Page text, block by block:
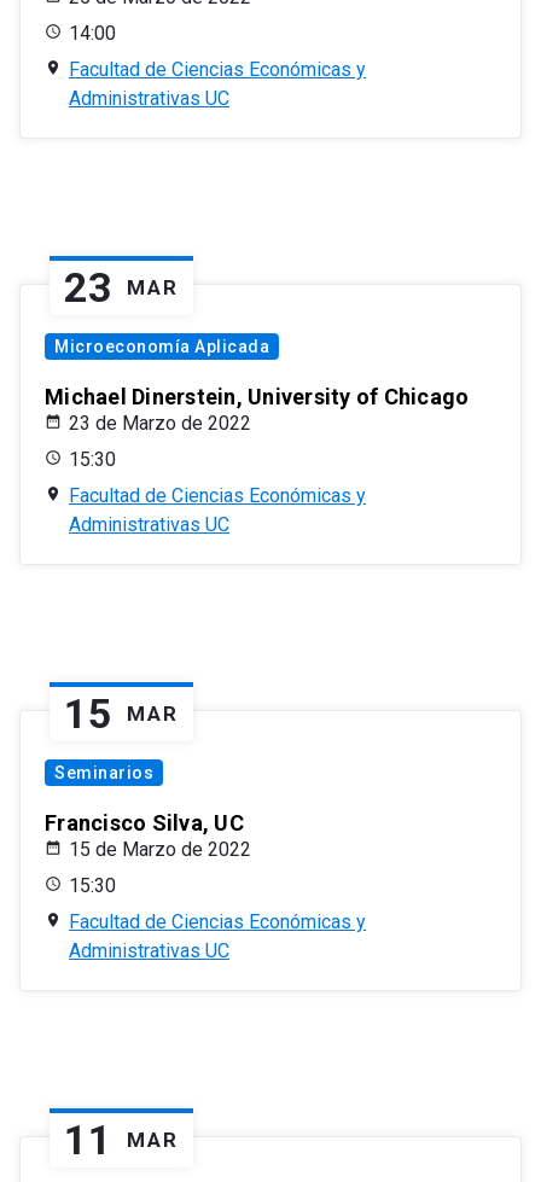
14:00
Facultad de Ciencias Económicas y
Administrativas UC
23 MAR
Microeconomía Aplicada
Michael Dinerstein, University of Chicago
23 de Marzo de 2022
15:30
Facultad de Ciencias Económicas y
Administrativas UC
15 MAR
Seminarios
Francisco Silva, UC
15 de Marzo de 2022
15:30
Facultad de Ciencias Económicas y
Administrativas UC
11 MAR